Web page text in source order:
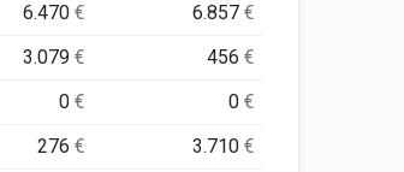
6.470€ 6.857€
3.079€ 456€
0€ 0€
276€ 3.710€